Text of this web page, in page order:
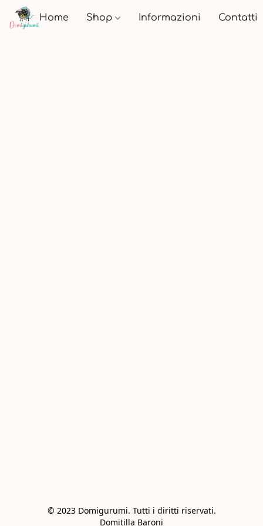
Home Shop Informazioni Contatti
© 2023 Domigurumi. Tutti i diritti riservati.
Domitilla Baroni